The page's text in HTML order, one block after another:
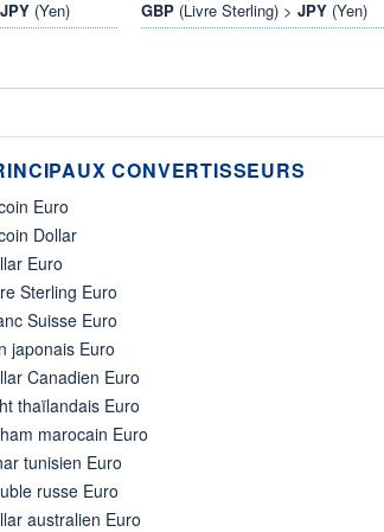
JPY(Yen)
GBP (Livre Sterling) >JPY (Yen)
CONVERTISSEURS
Euro
Dollar
Euro
Sterling Euro
Suisse Euro
japonais Euro
Canadien Euro
thaïlandais Euro
marocain Euro
tunisien Euro
russe Euro
australien Euro